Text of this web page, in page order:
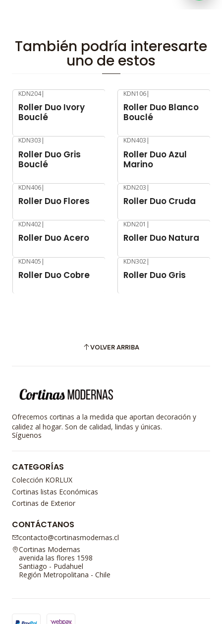
También podría interesarte
uno de estos
KDN204|
Roller Duo Ivory
Bouclé
KDN106|
Roller Duo Blanco
Bouclé
KDN303 |
Roller Duo Gris
Bouclé
KDN403 |
Roller Duo Azul
Marino
KDN406|
Roller Duo Flores
KDN203 |
Roller Duo Cruda
KDN402|
Roller Duo Acero
KDN201 |
Roller Duo Natura
KDN405 |
Roller Duo Cobre
KDN302|
Roller Duo Gris
VOLVER ARRIBA
Ofrecemos cortinas a la medida que aportan decoración y
calidez al hogar. Son de calidad, lindas y únicas.
Síguenos
CATEGORÍAS
Colección KORLUX
Cortinas listas Económicas
Cortinas de Exterior
CONTÁCTANOS
contacto@cortinasmodernas.cl
Cortinas Modernas
avenida las flores 1598
Santiago - Pudahuel
Región Metropolitana - Chile